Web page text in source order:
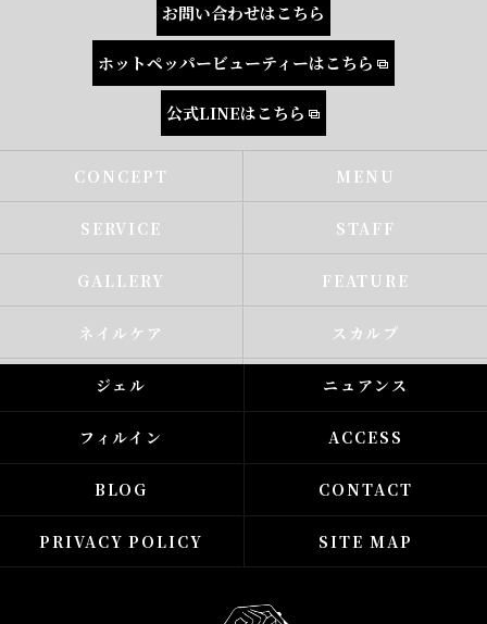
お問い合わせはこちら
ホットペッパービューティーはこちら
公式LINEはこちら
CONCEPT MENU
SERVICE STAFF
GALLERY FEATURE
ネイルケア スカルプ
ジェル ニュアンス
フィルイン ACCESS
BLOG CONTACT
PRIVACY POLICY SITE MAP